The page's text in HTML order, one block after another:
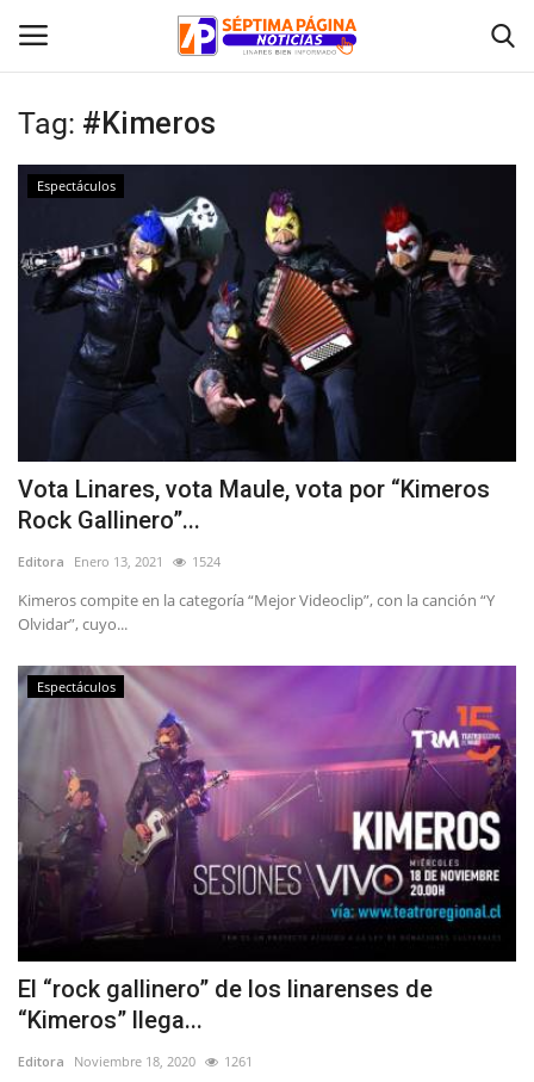
Inicio
Policial
Tribunales
Deporte
Política
Espectáculos
Tag: #Kimeros
Espectáculos
Vota Linares, vota Maule, vota por “Kimeros
Rock Gallinero”...
Editora Enero 13, 2021 1524
Kimeros compite en la categoría “Mejor Videoclip”, con la canción “Y
Olvidar”, cuyo...
Espectáculos
El “rock gallinero” de los linarenses de
“Kimeros” llega...
Editora Noviembre 18, 2020 1261